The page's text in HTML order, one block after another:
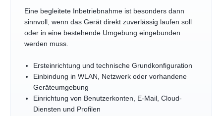
Eine begleitete Inbetriebnahme ist besonders dann
sinnvoll, wenn das Gerät direkt zuverlässig laufen soll
oder in eine bestehende Umgebung eingebunden
werden muss.
Ersteinrichtung und technische Grundkonfiguration
Einbindung in WLAN, Netzwerk oder vorhandene
Geräteumgebung
Einrichtung von Benutzerkonten, E-Mail, Cloud-
Diensten und Profilen